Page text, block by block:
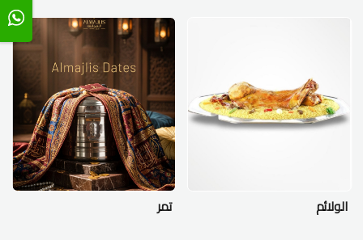
الولائم تمر